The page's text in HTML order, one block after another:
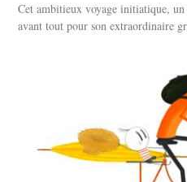
Cet ambitieux voyage initiatique,
avant tout pour son extraordinaire